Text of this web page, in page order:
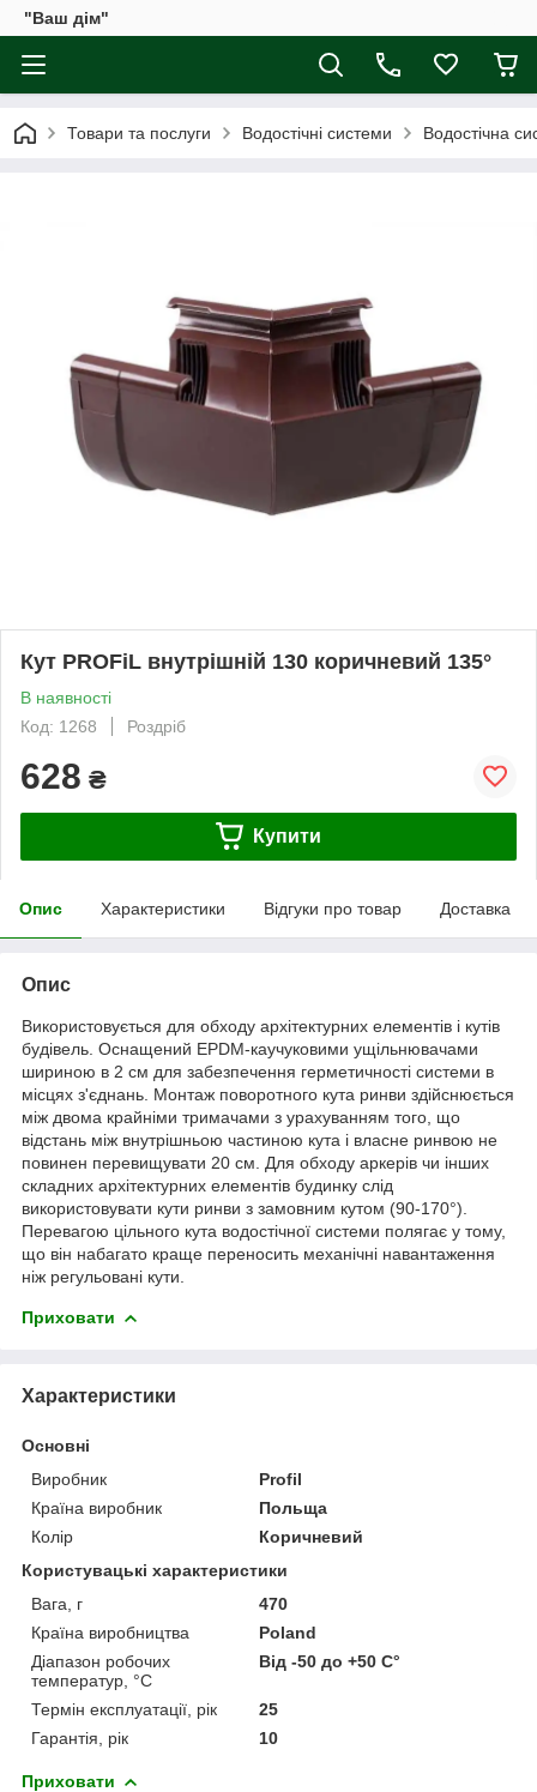
"Ваш дім"
Товари та послуги Водостічні системи Водостічна
Кут PROFiL внутрішній 130 коричневий 135°
В наявності
Код: 1268
Роздріб
628 ₴
Купити
Опис Характеристики Відгуки про товар Доставка
Опис
Використовується для обходу архітектурних елементів і кутів
будівель. Оснащений EPDM-каучуковими ущільнювачами
шириною в 2 см для забезпечення герметичності системи в
місцях з'єднань. Монтаж поворотного кута ринви здійснюється
між двома крайніми тримачами з урахуванням того, що
відстань між внутрішньою частиною кута і власне ринвою не
повинен перевищувати 20 см. Для обходу аркерів чи інших
складних архітектурних елементів будинку слід
використовувати кути ринви з замовним кутом (90-170°).
Перевагою цільного кута водостічної системи полягає у тому,
що він набагато краще переносить механічні навантаження
ніж регульовані кути.
Приховати
Характеристики
Основні
Виробник
Profil
Країна виробник
Польща
Колір
Коричневий
Користувацькі характеристики
Вага, г
470
Країна виробництва
Poland
Діапазон робочих
температур, °С
Від -50 до +50 С°
Термін експлуатації, рік
25
Гарантія, рік
10
Приховати